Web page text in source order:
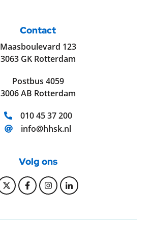
Contact
Maasboulevard 123
3063 GK Rotterdam
Postbus 4059
3006 AB Rotterdam
Telefoonnummer:
010 45 37 200
E-mailadres:
info@hhsk.nl
Volg ons
Bekijk onze Twitter pagina
Bekijk onze Facebook
Bekijk onze Instagram
Bekijk onze